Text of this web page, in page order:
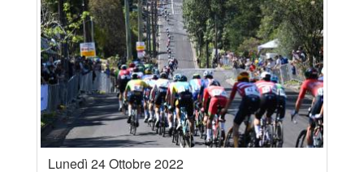
Lunedì 24 Ottobre 2022